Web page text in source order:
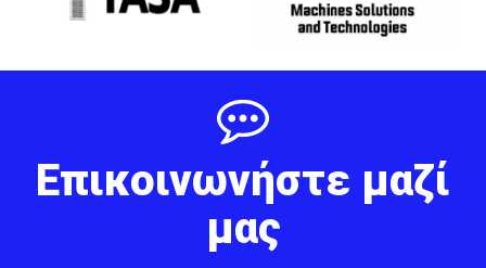
Επικοινωνήστε μαζί
μας